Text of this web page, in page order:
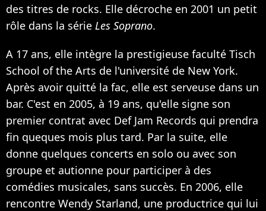
des titres de rocks. Elle décroche en 2001 un petit
rôle dans la série Les Soprano.
A 17 ans, elle intègre la prestigieuse faculté Tisch
School of the Arts de l'université de New York.
Après avoir quitté la fac, elle est serveuse dans un
bar. C'est en 2005, à 19 ans, qu'elle signe son
premier contrat avec Def Jam Records qui prendra
fin queques mois plus tard. Par la suite, elle
donne quelques concerts en solo ou avec son
groupe et autionne pour participer à des
comédies musicales, sans succès. En 2006, elle
rencontre Wendy Starland, une productrice qui lui